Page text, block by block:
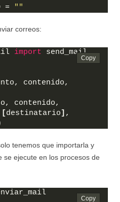
=
""
correos:
import send_mail
contenido,
[destinatario] ,
tenemos que importarla y
se ejecute en los procesos de